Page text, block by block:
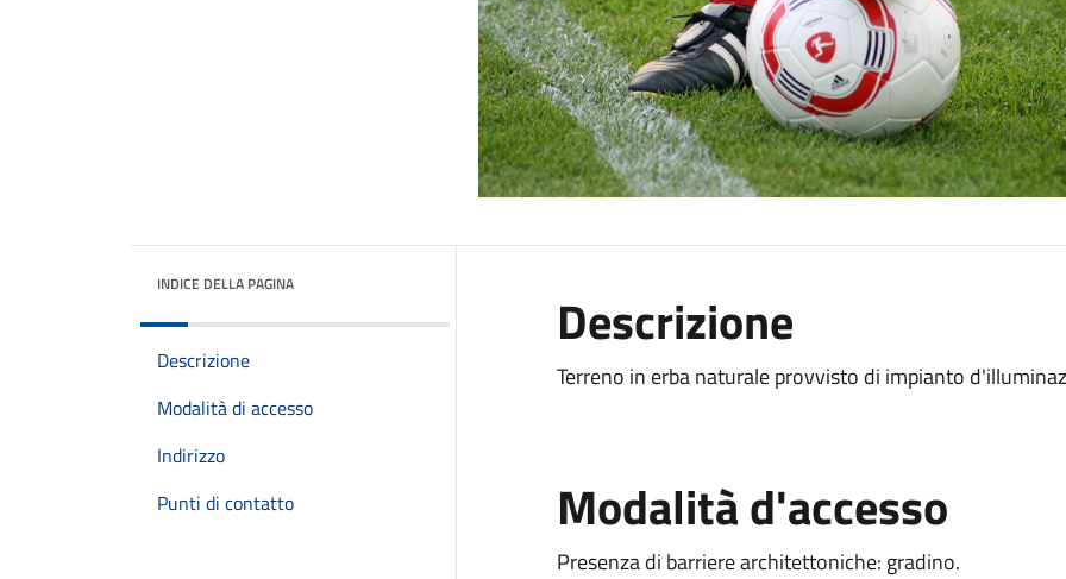
INDICE DELLA PAGINA
Descrizione
Modalità di accesso
Indirizzo
Punti di contatto
Descrizione
Terreno in erba naturale provvisto di impianto
Modalità d'accesso
Presenza di barriere architettoniche: gradino.